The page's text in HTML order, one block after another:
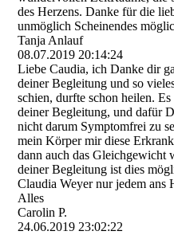
des Herzens. Danke für die
unmöglich Scheinendes
Tanja Anlauf
08.07.2019 20:14:24
Liebe Caudia, ich Danke dir
deiner Begleitung und so
schien, durfte schon heilen.
deiner Begleitung, und dafür
nicht darum Symptomfrei zu
mein Körper mir diese
dann auch das Gleichgewicht
deiner Begleitung ist dies
Claudia Weyer nur jedem
Alles
Carolin P.
24.06.2019 23:02:22